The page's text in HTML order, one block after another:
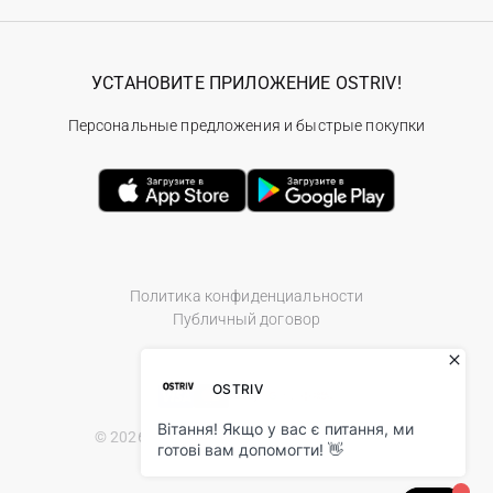
Политика конфиденциальности
Публичный договор
© 2026 Ostriv.ua Store. All Rights Reserved.
УСТАНОВИТЕ ПРИЛОЖЕНИЕ OSTRIV!
Персональные предложения и быстрые покупки